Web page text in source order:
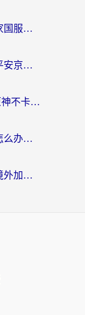
出国还能打王国纪元吗？海外玩家国服游戏畅玩终极指南
海外党必看：手机国外玩决战！平安京加速器推荐——解决延迟卡顿的终极方案
留学生&海外华人必看：海外玩原神不卡顿的秘密——原神加速器选择与使用全攻略
在国外玩魔兽世界怀旧服延迟高怎么办？老玩家亲测有效的加速器选择指南
海外玩跑跑卡丁车总掉线？这份境外加速指南帮你零延迟漂移！